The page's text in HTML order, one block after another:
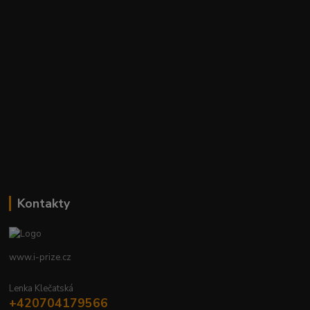
Kontakty
www.i-prize.cz
Lenka Klečatská
+420704179566